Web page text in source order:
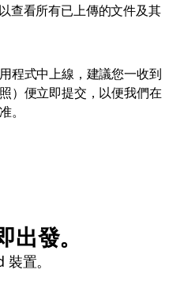
查看所有已上傳的文件及其
程式中上線，建議您一收到
）便立即提交，以便我們在
。
發。
置。